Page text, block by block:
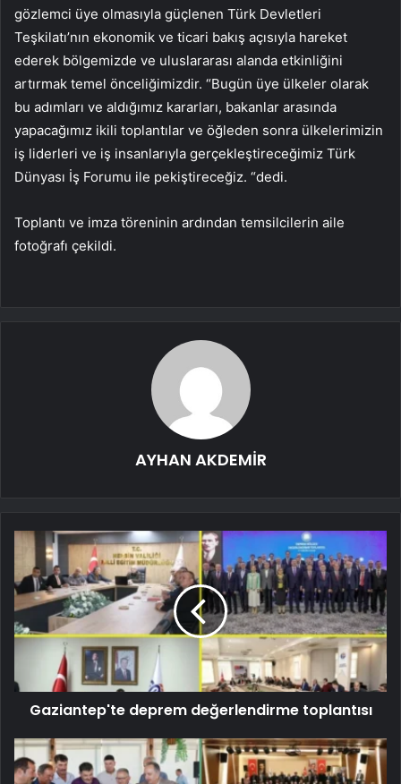
gözlemci üye olmasıyla güçlenen Türk Devletleri
Teşkilatı’nın ekonomik ve ticari bakış açısıyla hareket
ederek bölgemizde ve uluslararası alanda etkinliğini
artırmak temel önceliğimizdir. “Bugün üye ülkeler olarak
bu adımları ve aldığımız kararları, bakanlar arasında
yapacağımız ikili toplantılar ve öğleden sonra ülkelerimizin
iş liderleri ve iş insanlarıyla gerçekleştireceğimiz Türk
Dünyası İş Forumu ile pekiştireceğiz. “dedi.
Toplantı ve imza töreninin ardından temsilcilerin aile
fotoğrafı çekildi.
AYHAN AKDEMİR
Gaziantep'te deprem değerlendirme toplantısı